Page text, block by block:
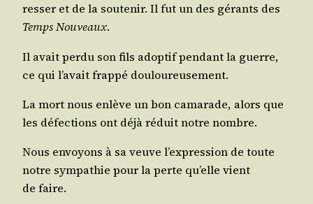
res­ser et de la sou­te­nir. Il fut un des gérants des
Temps Nou­veaux.
Il avait per­du son fils adop­tif pen­dant la guerre,
ce qui l’a­vait frap­pé douloureusement.
La mort nous enlève un bon cama­rade, alors que
les défec­tions ont déjà réduit notre nombre.
Nous envoyons à sa veuve l’ex­pres­sion de toute
notre sym­pa­thie pour la perte qu’elle vient
de faire.